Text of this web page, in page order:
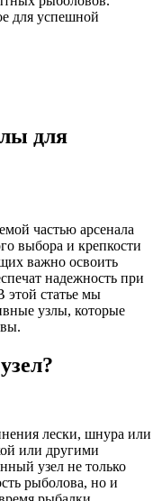
для успешной
для
частью арсенала
выбора и крепкости
важно освоить
надежность при
этой статье мы
узлы, которые
лески, шнура или
или другими
узел не только
рыболова, но и